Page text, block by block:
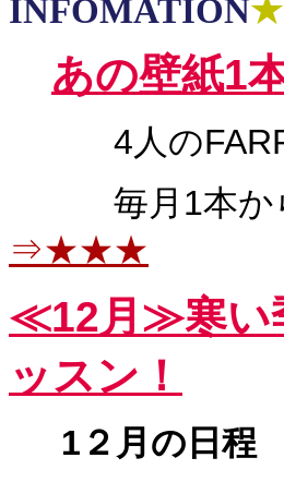
INFOMATION
あの壁紙1
4人の
毎月1本から
⇒★★★
≪12月≫寒い
ッスン！
1２月の日